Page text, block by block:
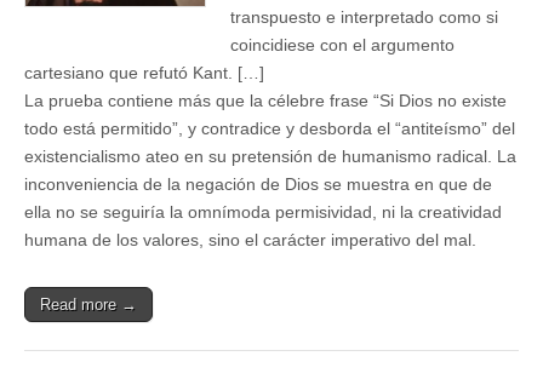
transpuesto e interpretado como si
coincidiese con el argumento
cartesiano que refutó Kant. […]
La prueba contiene más que la célebre frase “Si Dios no existe
todo está permitido”, y contradice y desborda el “antiteísmo” del
existencialismo ateo en su pretensión de humanismo radical. La
inconveniencia de la negación de Dios se muestra en que de
ella no se seguiría la omnímoda permisividad, ni la creatividad
humana de los valores, sino el carácter imperativo del mal.
Read more →